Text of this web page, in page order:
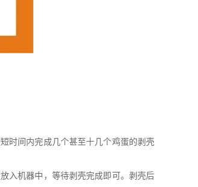
时间内完成几个甚至十几个鸡蛋的剥壳
入机器中，等待剥壳完成即可。剥壳后